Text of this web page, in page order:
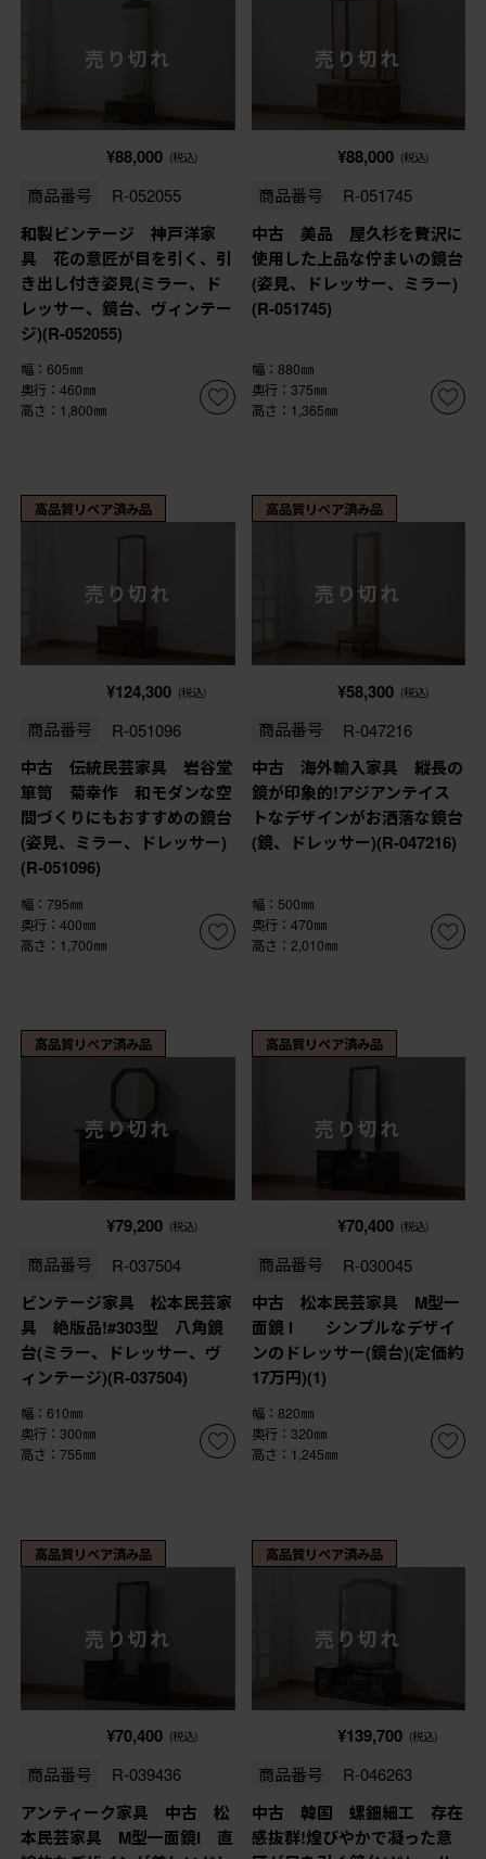
売り切れ
¥88,000 (税込)
商品番号 R-052055
和製ビンテージ 神戸洋家
具 花の意匠が目を引く、引
き出し付き姿見(ミラー、ド
レッサー、鏡台、ヴィンテー
ジ)(R-052055)
幅：605㎜
奥行：460㎜
高さ：1,800㎜
売り切れ
¥88,000 (税込)
商品番号 R-051745
中古 美品 屋久杉を贅沢に
使用した上品な佇まいの鏡台
(姿見、ドレッサー、ミラー)
(R-051745)
幅：880㎜
奥行：375㎜
高さ：1,365㎜
高品質リペア済み品
売り切れ
¥124,300 (税込)
商品番号 R-051096
中古 伝統民芸家具 岩谷堂
箪笥 菊幸作 和モダンな空
間づくりにもおすすめの鏡台
(姿見、ミラー、ドレッサー)
(R-051096)
幅：795㎜
奥行：400㎜
高さ：1,700㎜
高品質リペア済み品
売り切れ
¥58,300 (税込)
商品番号 R-047216
中古 海外輸入家具 縦長の
鏡が印象的!アジアンテイス
トなデザインがお洒落な鏡台
(鏡、ドレッサー)(R-047216)
幅：500㎜
奥行：470㎜
高さ：2,010㎜
高品質リペア済み品
売り切れ
¥79,200 (税込)
商品番号 R-037504
ビンテージ家具 松本民芸家
具 絶版品!#303型 八角鏡
台(ミラー、ドレッサー、ヴ
ィンテージ)(R-037504)
幅：610㎜
奥行：300㎜
高さ：755㎜
高品質リペア済み品
売り切れ
¥70,400 (税込)
商品番号 R-030045
中古 松本民芸家具 M型一
面鏡 I シンプルなデザイ
ンのドレッサー(鏡台)(定価約
17万円)(1)
幅：820㎜
奥行：320㎜
高さ：1,245㎜
高品質リペア済み品
売り切れ
¥70,400 (税込)
商品番号 R-039436
アンティーク家具 中古 松
本民芸家具 M型一面鏡I 直
高品質リペア済み品
売り切れ
¥139,700 (税込)
商品番号 R-046263
中古 韓国 螺鈿細工 存在
感抜群!煌びやかで凝った意